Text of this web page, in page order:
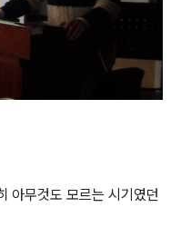
아무것도 모르는 시기였던